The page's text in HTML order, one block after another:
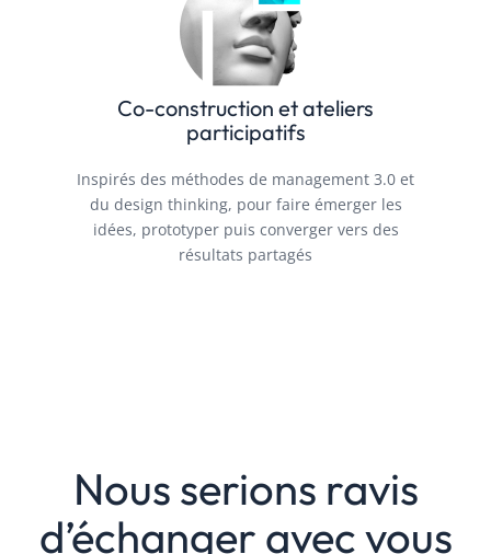
Co-construction et ateliers
participatifs
Inspirés des méthodes de management 3.0 et
du design thinking, pour faire émerger les
idées, prototyper puis converger vers des
résultats partagés
Nous serions ravis
d’échanger avec vous